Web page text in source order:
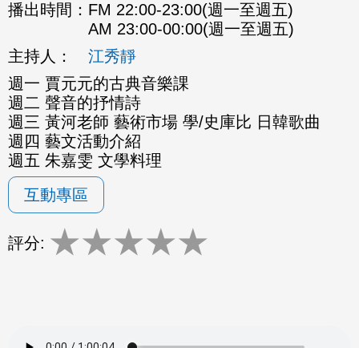
播出時間： FM 22:00-23:00(週一至週五)
AM 23:00-00:00(週一至週五)
主持人：
江秀靜
週一 賈元元的古典音樂課
週二 聲音的抒情詩
週三 黃河老師 藝術市場 學/史庫比 日韓歌曲
週四 藝文活動介紹
週五 朱嘉雯 文學料理
互動專區
評分: ★★★★★